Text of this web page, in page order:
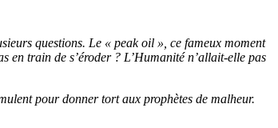
questions. Le « peak oil », ce fameux moment
en train de s’éroder ? L’Humanité n’allait-elle pas
pour donner tort aux prophètes de malheur.